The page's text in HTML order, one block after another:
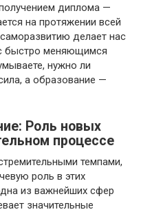
диплома —
на протяжении всей
делает нас
быстро меняющимся
нужно ли
а образование —
Роль новых
процессе
темпами,
роль в этих
из важнейших сфер
значительные